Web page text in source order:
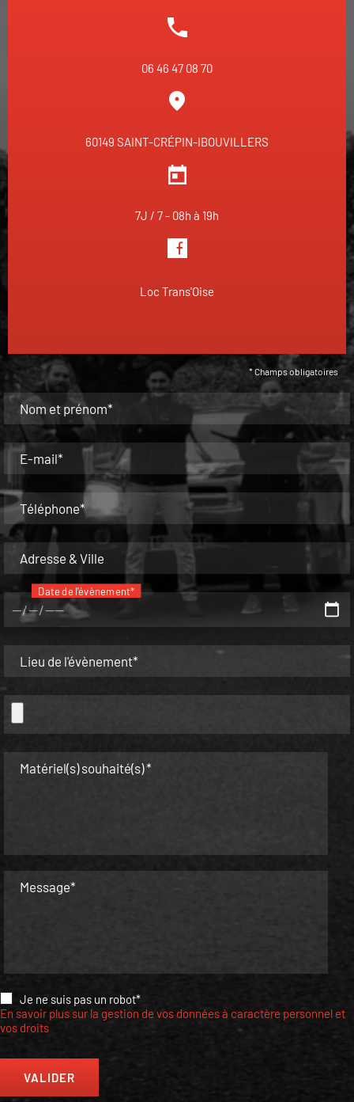
06 46 47 08 70
60149 SAINT-CRÉPIN-IBOUVILLERS
7J / 7 - 08h à 19h
Loc Trans'Oise
* Champs obligatoires
Nom et prénom*
E-mail*
Téléphone*
Adresse & Ville
Date de l'évènement*
Lieu de l'évènement*
Matériel(s) souhaité(s) *
Message*
Je ne suis pas un robot*
En savoir plus sur la gestion de vos données à caractère personnel et
vos droits
VALIDER